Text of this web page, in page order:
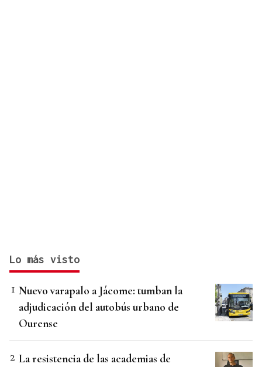
Lo más visto
Nuevo varapalo a Jácome: tumban la
adjudicación del autobús urbano de
Ourense
La resistencia de las academias de